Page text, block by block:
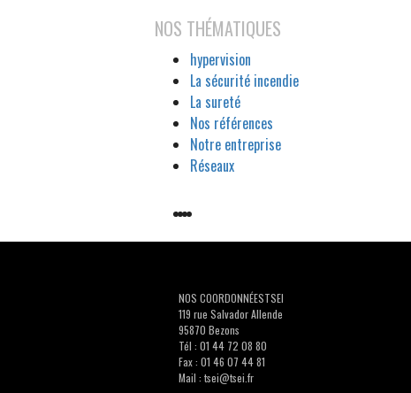
NOS THÉMATIQUES
hypervision
La sécurité incendie
La sureté
Nos références
Notre entreprise
Réseaux
NOS COORDONNÉESTSEI
119 rue Salvador Allende
95870 Bezons
Tél : 01 44 72 08 80
Fax : 01 46 07 44 81
Mail : tsei@tsei.fr